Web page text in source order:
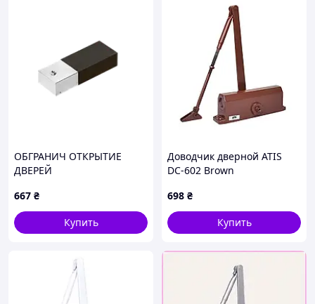
ОБГРАНИЧ ОТКРЫТИЕ
ДВЕРЕЙ
667 ₴
Купить
Доводчик дверной ATIS
DC-602 Brown
698 ₴
Купить